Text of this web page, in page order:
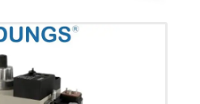
Details